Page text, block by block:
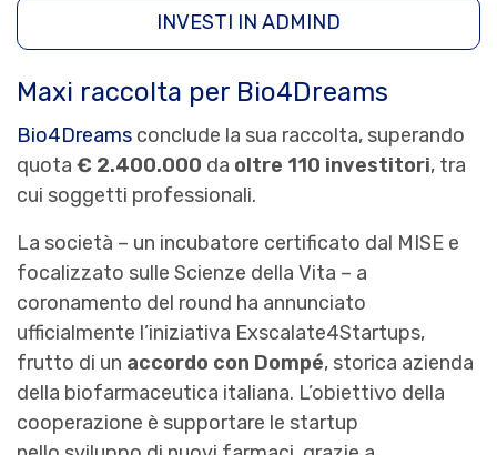
INVESTI IN ADMIND
Maxi raccolta per Bio4Dreams
Bio4Dreams conclude la sua raccolta, superando
quota € 2.400.000 da oltre 110 investitori, tra
cui soggetti professionali.
La società – un incubatore certificato dal MISE e
focalizzato sulle Scienze della Vita – a
coronamento del round ha annunciato
ufficialmente l’iniziativa Exscalate4Startups,
frutto di un accordo con Dompé, storica azienda
della biofarmaceutica italiana. L’obiettivo della
cooperazione è supportare le startup